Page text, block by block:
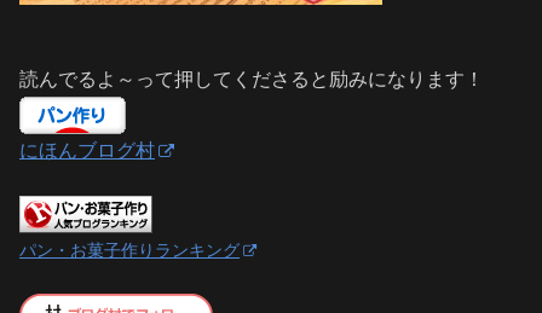
読んでるよ～って押してくださると励みになります！
にほんブログ村
パン・お菓子作りランキング